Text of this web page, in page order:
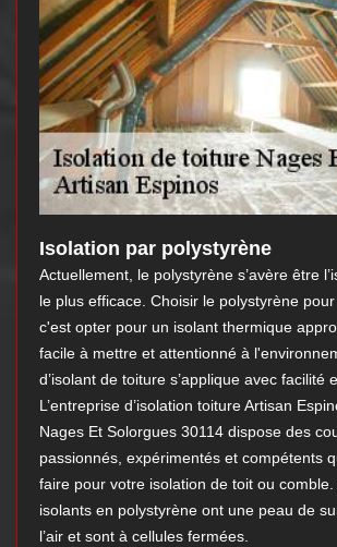
Isolation par polystyrène
Actuellement, le polystyrène s’avère être
le plus efficace. Choisir le polystyrène
c'est opter pour un isolant thermique
facile à mettre et attentionné à
d’isolant de toiture s’applique avec facilité
L’entreprise d’isolation toiture Artisan
Nages Et Solorgues 30114 dispose des
passionnés, expérimentés et compétents
faire pour votre isolation de toit ou comble.
isolants en polystyrène ont une peau de
l’air et sont à cellules fermées.